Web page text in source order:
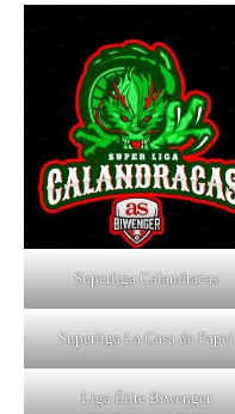
Superliga Calandracas
Superliga La Casa de Papel
Liga Élite Biwenger